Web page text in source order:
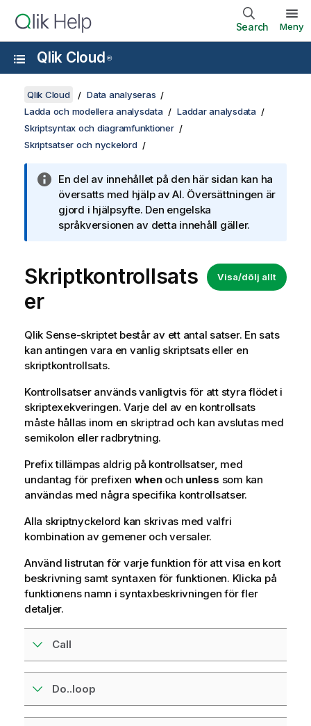
Search Meny
Qlik Cloud ®
Qlik Cloud
Data analyseras
Ladda och modellera analysdata
Laddar analysdata
Skriptsyntax och diagramfunktioner
Skriptsatser och nyckelord
En del av innehållet på den här sidan kan ha
översatts med hjälp av AI. Översättningen är
gjord i hjälpsyfte. Den engelska
språkversionen av detta innehåll gäller.
Visa/dölj allt
Skriptkontrollsats
er
Qlik Sense-skriptet består av ett antal satser. En sats
kan antingen vara en vanlig skriptsats eller en
skriptkontrollsats.
Kontrollsatser används vanligtvis för att styra flödet i
skriptexekveringen. Varje del av en kontrollsats
måste hållas inom en skriptrad och kan avslutas med
semikolon eller radbrytning.
Prefix tillämpas aldrig på kontrollsatser, med
undantag för prefixen whenoch unless som kan
användas med några specifika kontrollsatser.
Alla skriptnyckelord kan skrivas med valfri
kombination av gemener och versaler.
Använd listrutan för varje funktion för att visa en kort
beskrivning samt syntaxen för funktionen. Klicka på
funktionens namn i syntaxbeskrivningen för fler
detaljer.
Call
Do..loop